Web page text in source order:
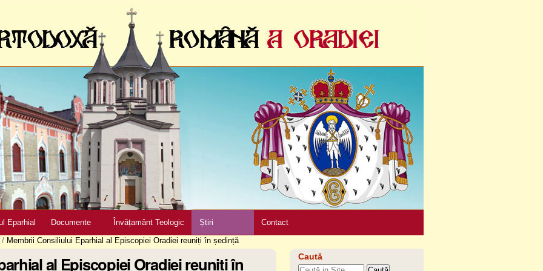
Eparhial Documente Învățamânt Teologic Știri Contact
/ Membrii Consiliului Eparhial al Episcopiei Oradiei reuniți în ședință
al Episcopiei Oradiei reuniți în
Caută